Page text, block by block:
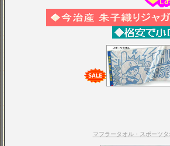
マフラータオル・スポーツ